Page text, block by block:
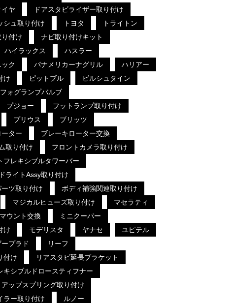
イヤ
ドアスタビライザー取り付け
シュ取り付け トヨタ
トライトン
付け
ナビ取り付けキット
ハイラックス
ハスラー
ク パナメリカーナグリル
ハリアー
け ピットブル
ビルシュタイン
フォグランプバルブ
プジョー
フットランプ取り付け
プリウス
ブリッツ
ター
ブレーキローター交換
取り付け
フロントカメラ取り付け
フレキシブルタワーバー
ライトAssy取り付け
ツ取り付け
ボディ補強関連取り付け
マジカルヒューズ取り付け
マセラティ
ウント交換
ミニクーパー
け モデリスタ ヤナセ
ユピテル
プラド
リーフ
付け
リアスタビ延長ブラケット
キシブルドロースティフナー
アップスプリング取り付け
ラー取り付け
ルノー